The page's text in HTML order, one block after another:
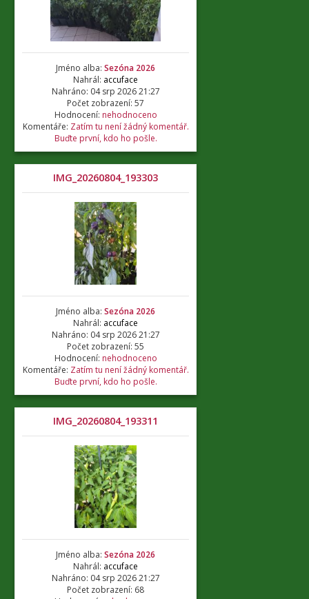
Jméno alba: Sezóna 2026
Nahrál: accuface
Nahráno: 04 srp 2026 21:27
Počet zobrazení: 57
Hodnocení: nehodnoceno
Komentáře: Zatím tu není žádný komentář.
Buďte první, kdo ho pošle.
IMG_20260804_193303
Jméno alba: Sezóna 2026
Nahrál: accuface
Nahráno: 04 srp 2026 21:27
Počet zobrazení: 55
Hodnocení: nehodnoceno
Komentáře: Zatím tu není žádný komentář.
Buďte první, kdo ho pošle.
IMG_20260804_193311
Jméno alba: Sezóna 2026
Nahrál: accuface
Nahráno: 04 srp 2026 21:27
Počet zobrazení: 68